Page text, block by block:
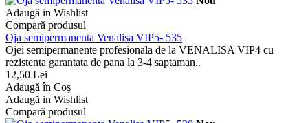
Adaugă in Wishlist
Compară produsul
Oja semipermanenta Venalisa VIP5- 535
Ojei semipermanente profesionala de la VENALISA VIP4 cu
rezistenta garantata de pana la 3-4 saptaman..
12,50 Lei
Adaugă în Coş
Adaugă in Wishlist
Compară produsul